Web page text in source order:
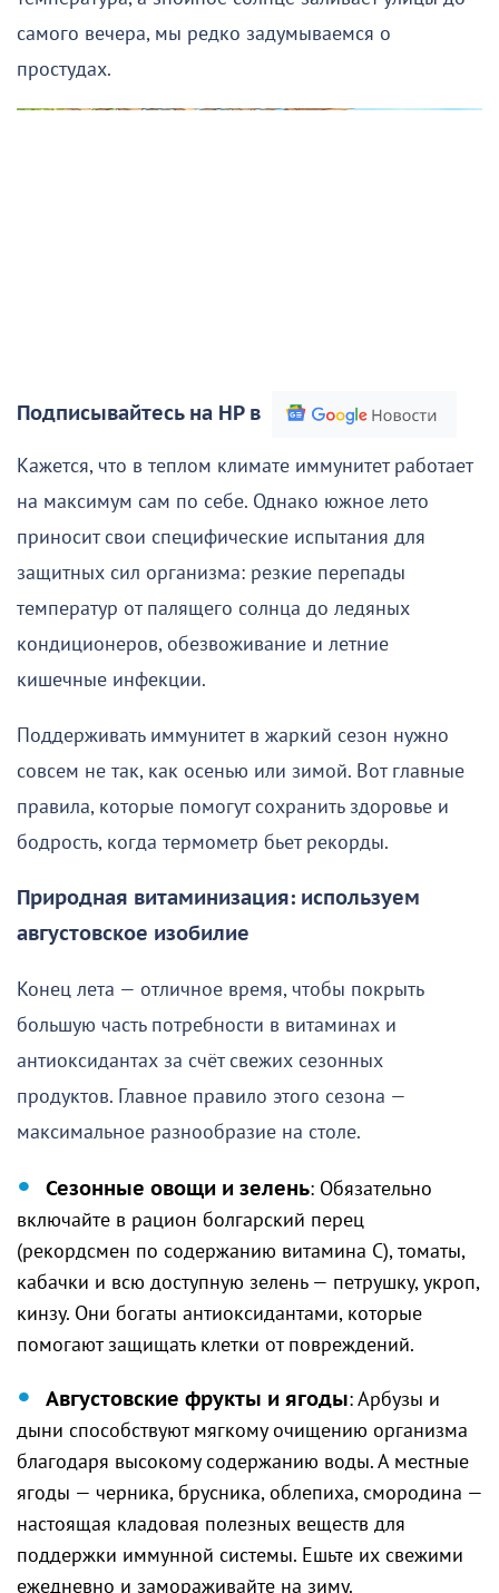
самого вечера, мы редко задумываемся о
простудах.
Подписывайтесь на НР в
Кажется, что в теплом климате иммунитет работает
на максимум сам по себе. Однако южное лето
приносит свои специфические испытания для
защитных сил организма: резкие перепады
температур от палящего солнца до ледяных
кондиционеров, обезвоживание и летние
кишечные инфекции.
Поддерживать иммунитет в жаркий сезон нужно
совсем не так, как осенью или зимой. Вот главные
правила, которые помогут сохранить здоровье и
бодрость, когда термометр бьет рекорды.
Природная витаминизация: используем
августовское изобилие
Конец лета — отличное время, чтобы покрыть
большую часть потребности в витаминах и
антиоксидантах за счёт свежих сезонных
продуктов. Главное правило этого сезона —
максимальное разнообразие на столе.
Сезонные овощи и зелень: Обязательно
включайте в рацион болгарский перец
(рекордсмен по содержанию витамина C), томаты,
кабачки и всю доступную зелень — петрушку, укроп,
кинзу. Они богаты антиоксидантами, которые
помогают защищать клетки от повреждений.
Августовские фрукты и ягоды: Арбузы и
дыни способствуют мягкому очищению организма
благодаря высокому содержанию воды. А местные
ягоды — черника, брусника, облепиха, смородина —
настоящая кладовая полезных веществ для
поддержки иммунной системы. Ешьте их свежими
ежедневно и замораживайте на зиму.